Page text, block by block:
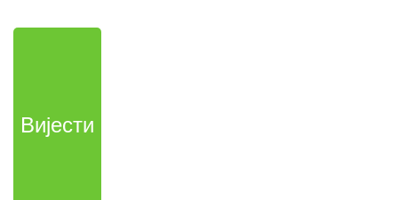
Вијести